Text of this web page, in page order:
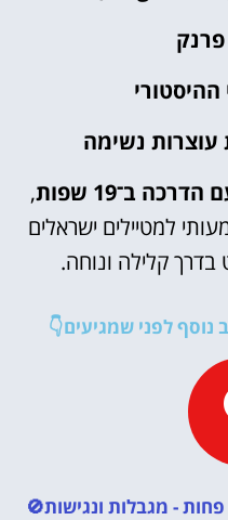
ההיסטורי
עוצרות נשימה
ב־19 שפות
,
למטיילים ישראלים
קלילה ונוחה.
נוסף לפני שמגיעים👇
- מגבלות ונגישות🚫